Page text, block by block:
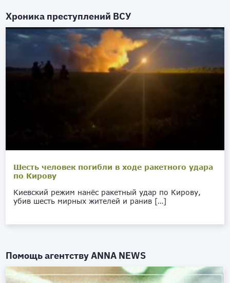
Хроника преступлений ВСУ
Шесть человек погибли в ходе ракетного удара
по Кирову
Киевский режим нанёс ракетный удар по Кирову,
убив шесть мирных жителей и ранив […]
Помощь агентствуANNA NEWS